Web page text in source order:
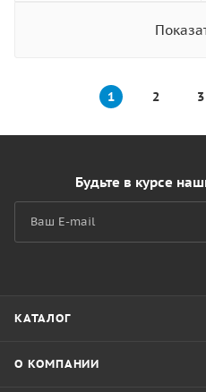
1 2 3
Будьте в курсе
КАТАЛОГ
О КОМПАНИИ